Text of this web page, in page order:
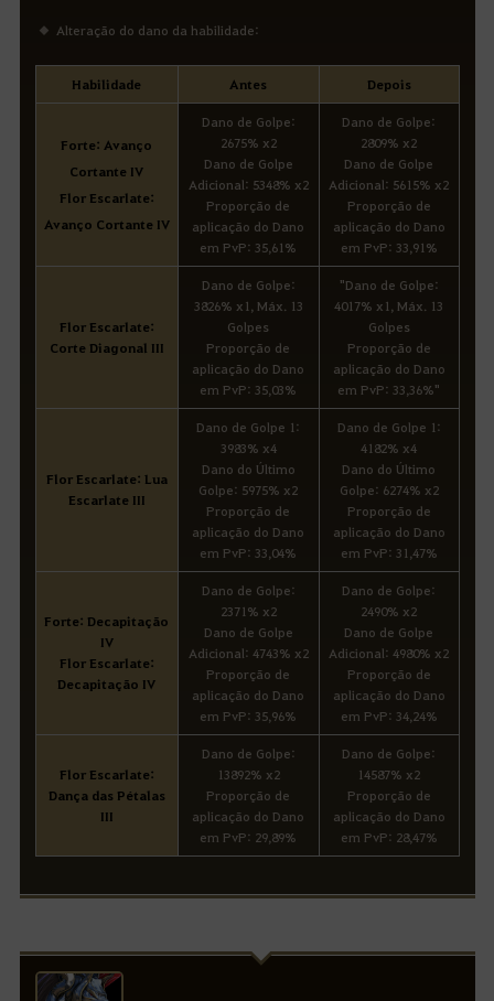
Alteração do dano da habilidade:
Habilidade Antes Depois
Forte: Avanço
Cortante IV
Flor Escarlate:
Avanço Cortante IV
Dano de Golpe:
2675% x2
Dano de Golpe
Adicional: 5348% x2
Proporção de
aplicação do Dano
em PvP: 35,61%
Dano de Golpe:
2809% x2
Dano de Golpe
Adicional: 5615% x2
Proporção de
aplicação do Dano
em PvP: 33,91%
Flor Escarlate:
Corte Diagonal III
Dano de Golpe:
3826% x1, Máx. 13
Golpes
Proporção de
aplicação do Dano
em PvP: 35,03%
"Dano de Golpe:
4017% x1, Máx. 13
Golpes
Proporção de
aplicação do Dano
em PvP: 33,36%"
Flor Escarlate: Lua
Escarlate III
Dano de Golpe 1:
3983% x4
Dano do Último
Golpe: 5975% x2
Proporção de
aplicação do Dano
em PvP: 33,04%
Dano de Golpe 1:
4182% x4
Dano do Último
Golpe: 6274% x2
Proporção de
aplicação do Dano
em PvP: 31,47%
Forte: Decapitação
IV
Flor Escarlate:
Decapitação IV
Dano de Golpe:
2371% x2
Dano de Golpe
Adicional: 4743% x2
Proporção de
aplicação do Dano
em PvP: 35,96%
Dano de Golpe:
2490% x2
Dano de Golpe
Adicional: 4980% x2
Proporção de
aplicação do Dano
em PvP: 34,24%
Flor Escarlate:
Dança das Pétalas
III
Dano de Golpe:
13892% x2
Proporção de
aplicação do Dano
em PvP: 29,89%
Dano de Golpe:
14587% x2
Proporção de
aplicação do Dano
em PvP: 28,47%